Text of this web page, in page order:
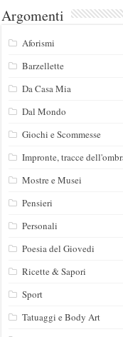
Argomenti
Aforismi
Barzellette
Da Casa Mia
Dal Mondo
Giochi e Scommesse
Impronte, tracce
Mostre e Musei
Pensieri
Personali
Poesia del Giovedi
Ricette & Sapori
Sport
Tatuaggi e Body Art